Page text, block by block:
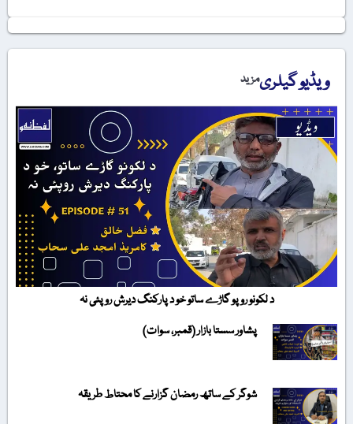
ویڈیو گیلریمزید
د لکونو روپو گاڑے ساتو خو د پارکنگ دیرش روپئی نہ
پشاور سستا بازار (قمبر، سوات)
شوگر کے ساتھ رمضان گزارنے کا محتاط طریقہ